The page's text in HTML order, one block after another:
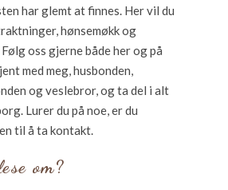
har glemt at finnes. Her vil du
hønsemøkk og
oss gjerne både her og på
med meg, husbonden,
og veslebror, og ta del i alt
Lurer du på noe, er du
til å ta kontakt.
om?